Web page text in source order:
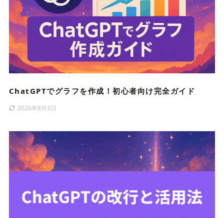
ChatGPTでグラフを作成！初心者向け完全ガイド
2026年8月3日